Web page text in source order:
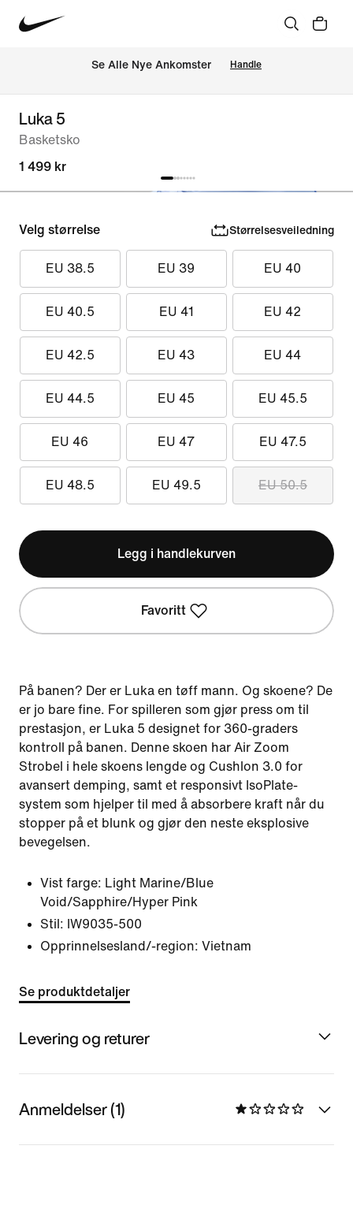
Se Alle Nye Ankomster Handle
Luka 5
Basketsko
1 499 kr
Velg størrelse Størrelsesveiledning
EU 38.5 EU 39 EU 40
EU 40.5 EU 41 EU 42
EU 42.5 EU 43 EU 44
EU 44.5 EU 45 EU 45.5
EU 46 EU 47 EU 47.5
EU 48.5 EU 49.5 EU 50.5
Legg i handlekurven
Favoritt
På banen? Der er Luka en tøff mann. Og skoene? De
er jo bare fine. For spilleren som gjør press om til
prestasjon, er Luka 5 designet for 360-graders
kontroll på banen. Denne skoen har Air Zoom
Strobel i hele skoens lengde og Cushlon 3.0 for
avansert demping, samt et responsivt IsoPlate-
system som hjelper til med å absorbere kraft når du
stopper på et blunk og gjør den neste eksplosive
bevegelsen.
Vist farge: Light Marine/Blue
Void/Sapphire/Hyper Pink
Stil: IW9035-500
Opprinnelsesland/-region: Vietnam
Se produktdetaljer
Levering og returer
Anmeldelser (1)